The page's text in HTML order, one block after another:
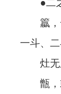
●二
籝，一
一斗、
灶无用
甑，或